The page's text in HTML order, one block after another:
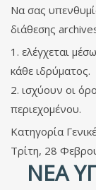
Να σας
διάθεσης
1. ελέγχεται
κάθε ιδρύματος.
2. ισχύουν οι
περιεχομένου.
Κατηγορία
Τρίτη, 28
ΝΈΑ